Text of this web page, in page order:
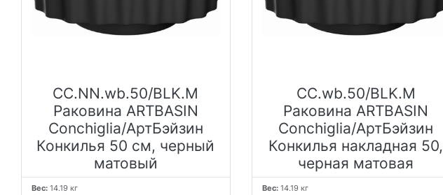
CC.NN.wb.50/BLK.M
Раковина ARTBASIN
Conchiglia/АртБэйзин
Конкилья 50 см, черный
матовый
Вес: 14.19 кг
CC.wb.50/BLK.M
Раковина ARTBASIN
Conchiglia/АртБэйзин
Конкилья накладная 50,
черная матовая
Вес: 14.19 кг